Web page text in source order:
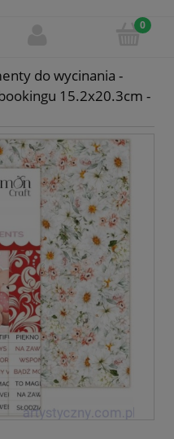
do wycinania -
15.2x20.3cm -